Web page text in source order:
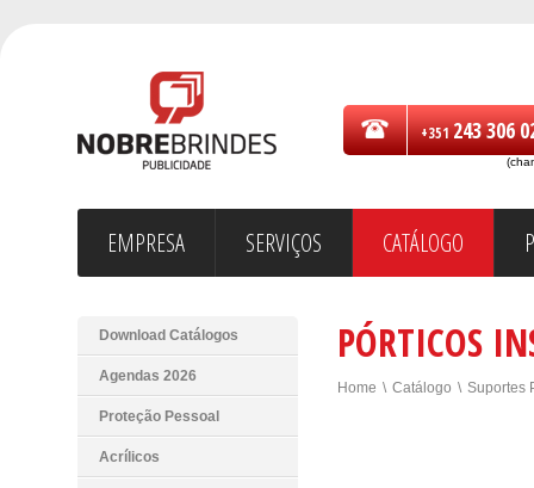
+351243 306
EMPRESA SERVIÇOS CATÁLOGO
Download Catálogos
Agendas 2026
Proteção Pessoal
Acrílicos
PÓRTICOS
Home \ Catálogo \ Suportes